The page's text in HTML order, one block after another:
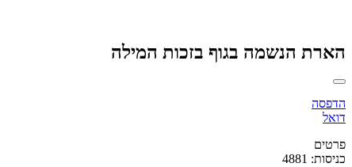
הארת הנשמה בגוף בזכות המילה
הדפסה
דואל
פרטים
כניסות: 4881